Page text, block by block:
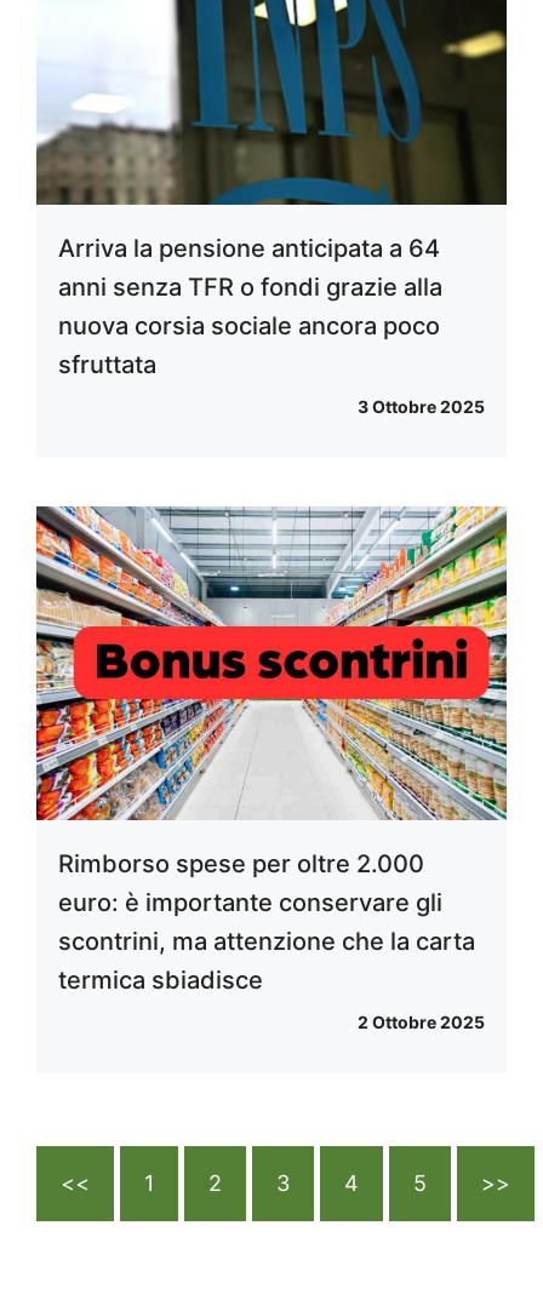
Arriva la pensione anticipata a 64
anni senza TFR o fondi grazie alla
nuova corsia sociale ancora poco
sfruttata
3 Ottobre 2025
Rimborso spese per oltre 2.000
euro: è importante conservare gli
scontrini, ma attenzione che la carta
termica sbiadisce
2 Ottobre 2025
<< 1 2 3 4 5 >>